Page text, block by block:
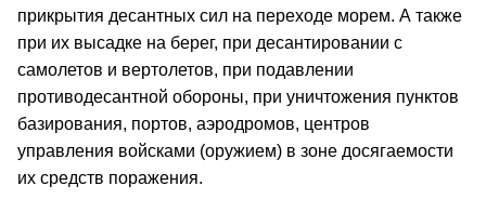
прикрытия десантных сил на переходе морем. А также
при их высадке на берег, при десантировании с
самолетов и вертолетов, при подавлении
противодесантной обороны, при уничтожения пунктов
базирования, портов, аэродромов, центров
управления войсками (оружием) в зоне досягаемости
их средств поражения.